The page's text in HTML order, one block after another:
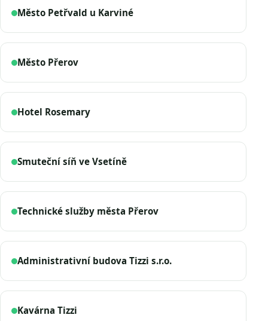
Město Petřvald u Karviné
Město Přerov
Hotel Rosemary
Smuteční síň ve Vsetíně
Technické služby města Přerov
Administrativní budova Tizzi s.r.o.
Kavárna Tizzi